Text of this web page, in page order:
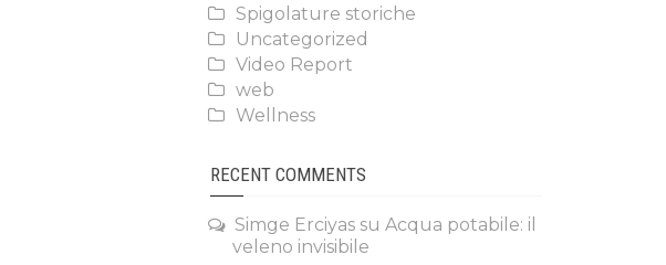
Spigolature storiche
Uncategorized
Video Report
web
Wellness
RECENT COMMENTS
Simge Erciyas su Acqua potabile: il
veleno invisibile